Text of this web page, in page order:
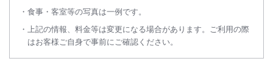
食事・客室等の写真は一例です。
上記の情報、料金等は変更になる場合があります。ご利用の際
はお客様ご自身で事前にご確認ください。